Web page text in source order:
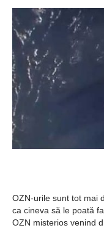
OZN-urile sunt tot mai
ca cineva să le poată
OZN misterios venind